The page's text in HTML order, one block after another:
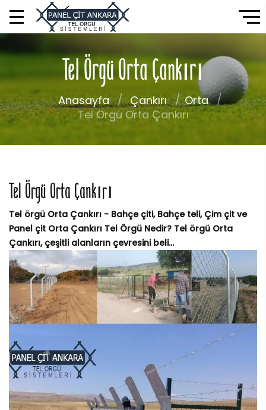
Tel Örgü Orta Çankırı
Anasayfa Çankırı
Orta
Tel Örgü Orta Çankırı
Tel Örgü Orta Çankırı
Tel örgü Orta Çankırı - Bahçe çiti, Bahçe teli, Çim çit ve
Panel çit Orta Çankırı Tel Örgü Nedir? Tel örgü Orta
Çankırı, çeşitli alanların çevresini beli...